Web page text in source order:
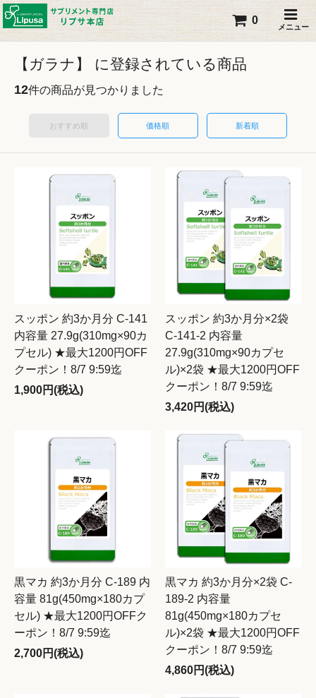
メニュー
0
【ガラナ】 に登録されている商品
12件の商品が見つかりました
おすすめ順 価格順 新着順
スッポン 約3か月分 C-141
内容量 27.9g(310mg×90カ
プセル) ★最大1200円OFF
クーポン！8/7 9:59迄
1,900円(税込)
スッポン 約3か月分×2袋
C-141-2 内容量
27.9g(310mg×90カプセ
ル)×2袋 ★最大1200円OFF
クーポン！8/7 9:59迄
3,420円(税込)
黒マカ 約3か月分 C-189 内
容量 81g(450mg×180カプ
セル) ★最大1200円OFFク
ーポン！8/7 9:59迄
2,700円(税込)
黒マカ 約3か月分×2袋 C-
189-2 内容量
81g(450mg×180カプセ
ル)×2袋 ★最大1200円OFF
クーポン！8/7 9:59迄
4,860円(税込)